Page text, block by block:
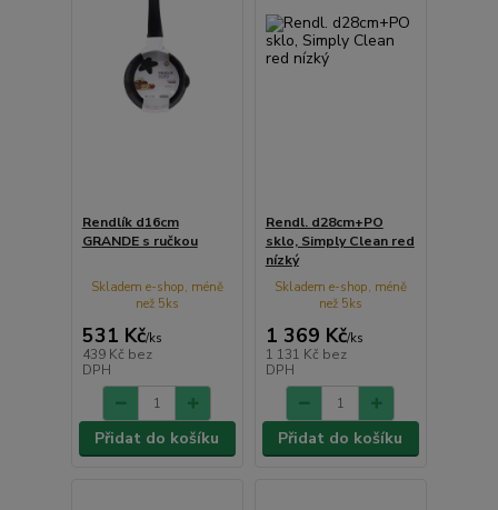
Rendlík d16cm
GRANDE s ručkou
531 Kč/ks
439 Kč bez
DPH
Skladem e-shop, méně
než 5ks
Přidat do košíku
Rendl. d28cm+PO
sklo, Simply Clean red
nízký
1 369 Kč/ks
1 131 Kč bez
DPH
Skladem e-shop, méně
než 5ks
Přidat do košíku